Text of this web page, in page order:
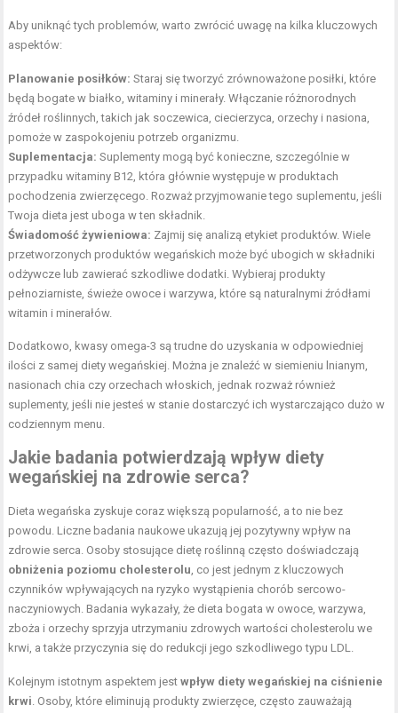
Aby uniknąć tych problemów, warto zwrócić uwagę na kilka kluczowych
aspektów:
Planowanie posiłków: Staraj się tworzyć zrównoważone posiłki, które
będą bogate w białko, witaminy i minerały. Włączanie różnorodnych
źródeł roślinnych, takich jak soczewica, ciecierzyca, orzechy i nasiona,
pomoże w zaspokojeniu potrzeb organizmu.
Suplementacja: Suplementy mogą być konieczne, szczególnie w
przypadku witaminy B12, która głównie występuje w produktach
pochodzenia zwierzęcego. Rozważ przyjmowanie tego suplementu, jeśli
Twoja dieta jest uboga w ten składnik.
Świadomość żywieniowa: Zajmij się analizą etykiet produktów. Wiele
przetworzonych produktów wegańskich może być ubogich w składniki
odżywcze lub zawierać szkodliwe dodatki. Wybieraj produkty
pełnoziarniste, świeże owoce i warzywa, które są naturalnymi źródłami
witamin i minerałów.
Dodatkowo, kwasy omega-3 są trudne do uzyskania w odpowiedniej
ilości z samej diety wegańskiej. Można je znaleźć w siemieniu lnianym,
nasionach chia czy orzechach włoskich, jednak rozważ również
suplementy, jeśli nie jesteś w stanie dostarczyć ich wystarczająco dużo w
codziennym menu.
Jakie badania potwierdzają wpływ diety
wegańskiej na zdrowie serca?
Dieta wegańska zyskuje coraz większą popularność, a to nie bez
powodu. Liczne badania naukowe ukazują jej pozytywny wpływ na
zdrowie serca. Osoby stosujące dietę roślinną często doświadczają
obniżenia poziomu cholesterolu, co jest jednym z kluczowych
czynników wpływających na ryzyko wystąpienia chorób sercowo-
naczyniowych. Badania wykazały, że dieta bogata w owoce, warzywa,
zboża i orzechy sprzyja utrzymaniu zdrowych wartości cholesterolu we
krwi, a także przyczynia się do redukcji jego szkodliwego typu LDL.
Kolejnym istotnym aspektem jestwpływ diety wegańskiej na ciśnienie
krwi. Osoby, które eliminują produkty zwierzęce, często zauważają